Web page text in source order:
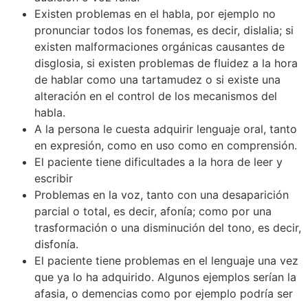
Existen problemas en el habla, por ejemplo no
pronunciar todos los fonemas, es decir, dislalia; si
existen malformaciones orgánicas causantes de
disglosia, si existen problemas de fluidez a la hora
de hablar como una tartamudez o si existe una
alteración en el control de los mecanismos del
habla.
A la persona le cuesta adquirir lenguaje oral, tanto
en expresión, como en uso como en comprensión.
El paciente tiene dificultades a la hora de leer y
escribir
Problemas en la voz, tanto con una desaparición
parcial o total, es decir, afonía; como por una
trasformación o una disminución del tono, es decir,
disfonía.
El paciente tiene problemas en el lenguaje una vez
que ya lo ha adquirido. Algunos ejemplos serían la
afasia, o demencias como por ejemplo podría ser